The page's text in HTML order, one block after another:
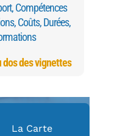
Compétences
Coûts, Durées,
dos des vignettes
La Carte